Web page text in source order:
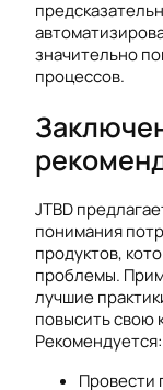
значительно
процессов.
JTBD
понимания
продуктов,
проблемы.
лучшие
повысить свою
Рекомендуется:
Провести